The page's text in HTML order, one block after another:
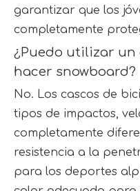
garantizar que los
completamente
¿Puedo utilizar
hacer snowboard?
No. Los cascos de
tipos de impactos,
completamente
resistencia a la
para los deportes